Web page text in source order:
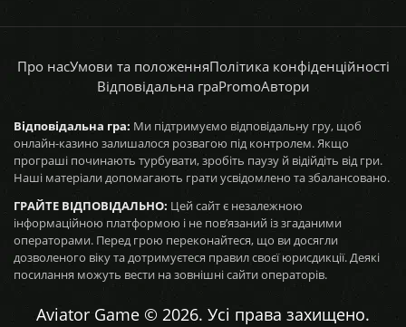
Про насУмови та положенняПолітика конфіденційності
Відповідальна граPromoАвтори
Відповідальна гра: Ми підтримуємо відповідальну гру, щоб
онлайн-казино залишалося розвагою під контролем. Якщо
програші починають турбувати, зробіть паузу й відійдіть від гри.
Наші матеріали допомагають грати усвідомлено та збалансовано.
ГРАЙТЕ ВІДПОВІДАЛЬНО: Цей сайт є незалежною
інформаційною платформою і не пов’язаний із згаданими
операторами. Перед грою переконайтеся, що ви досягли
дозволеного віку та дотримуєтеся правил своєї юрисдикції. Деякі
посилання можуть вести на зовнішні сайти операторів.
Aviator Game © 2026. Усі права захищено.